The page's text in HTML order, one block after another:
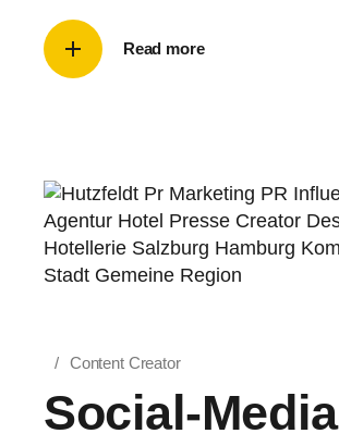
Read more
Content Creator
Social-